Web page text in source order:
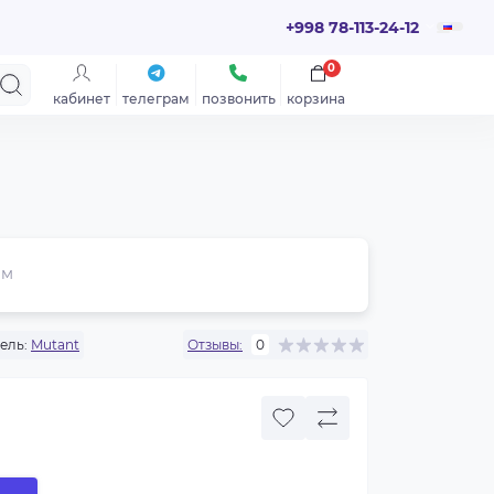
+998 78-113-24-12
кабинет телеграм позвонить корзина
0
Mutant Отзывы: 0